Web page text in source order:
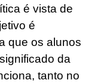
é vista de
é
que os alunos
da
tanto no